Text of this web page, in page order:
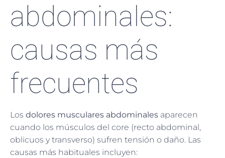
abdominales:
causas más
frecuentes
Los dolores musculares abdominales aparecen
cuando los músculos del core (recto abdominal,
oblicuos y transverso) sufren tensión o daño. Las
causas más habituales incluyen: